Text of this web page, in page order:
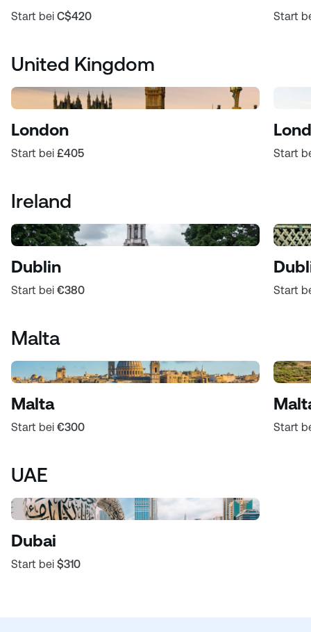
Start bei C$420 Start
United Kingdom
London
Start bei £405 Start
Ireland
Dublin
Start bei €380 Start
Malta
Malta
Start bei €300 Start
UAE
Dubai
Start bei $310